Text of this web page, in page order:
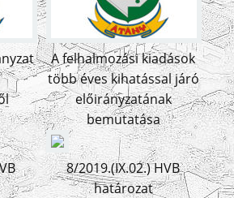
A felhalmozási kiadások
több éves kihatással járó
előirányzatának
bemutatása
8/2019.(IX.02.) HVB
határozat